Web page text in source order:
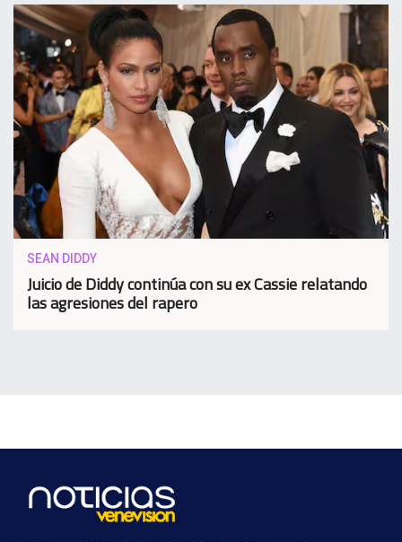
SEAN DIDDY
Juicio de Diddy continúa con su ex Cassie relatando
las agresiones del rapero